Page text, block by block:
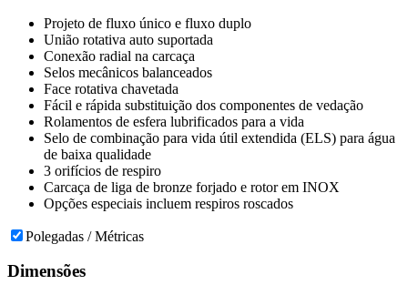
Projeto de fluxo único e fluxo duplo
União rotativa auto suportada
Conexão radial na carcaça
Selos mecânicos balanceados
Face rotativa chavetada
Fácil e rápida substituição dos componentes de vedação
Rolamentos de esfera lubrificados para a vida
Selo de combinação para vida útil extendida (ELS) para água
de baixa qualidade
3 orifícios de respiro
Carcaça de liga de bronze forjado e rotor em INOX
Opções especiais incluem respiros roscados
Polegadas / Métricas
Dimensões